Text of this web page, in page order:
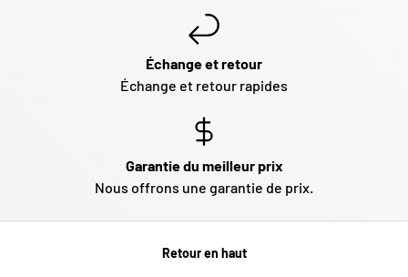
Échange et retour
Échange et retour rapides
Garantie du meilleur prix
Nous offrons une garantie de prix.
Retour en haut